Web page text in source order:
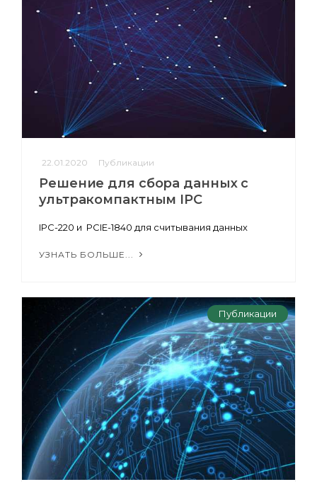
22.01.2020 Публикации
Решение для сбора данных с
ультракомпактным IPC
IPC-220 и PCIE-1840 для считывания данных
УЗНАТЬ БОЛЬШЕ...
Публикации